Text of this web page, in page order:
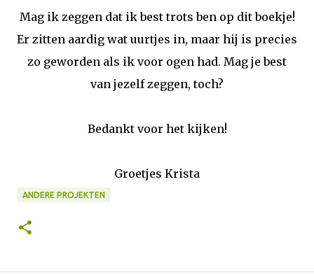
Mag ik zeggen dat ik best trots ben op dit boekje!
Er zitten aardig wat uurtjes in, maar hij is precies
zo geworden als ik voor ogen had. Mag je best
van jezelf zeggen, toch?
Bedankt voor het kijken!
Groetjes Krista
ANDERE PROJEKTEN